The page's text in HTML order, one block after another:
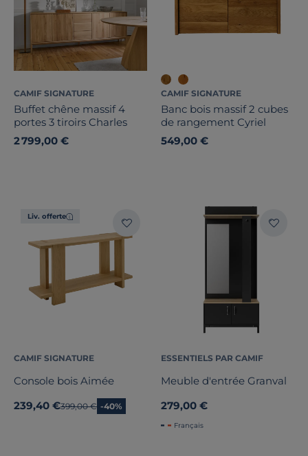
CAMIF SIGNATURE
Buffet chêne massif 4
portes 3 tiroirs Charles
2 799,00 €
CAMIF SIGNATURE
Banc bois massif 2 cubes
de rangement Cyriel
549,00 €
Liv. offerte
CAMIF SIGNATURE
Console bois Aimée
239,40 €Ancien prix
399,00 € -40%
ESSENTIELS PAR CAMIF
Meuble d'entrée Granval
279,00 €
Français